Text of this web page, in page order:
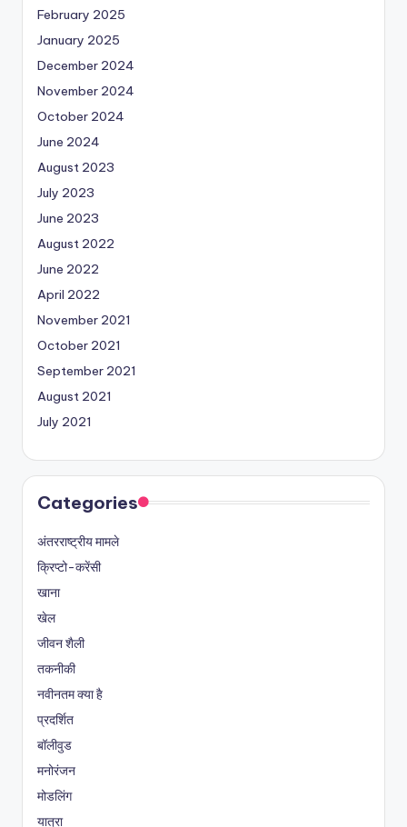
February 2025
January 2025
December 2024
November 2024
October 2024
June 2024
August 2023
July 2023
June 2023
August 2022
June 2022
April 2022
November 2021
October 2021
September 2021
August 2021
July 2021
Categories
अंतरराष्ट्रीय मामले
क्रिप्टो-करेंसी
खाना
खेल
जीवन शैली
तकनीकी
नवीनतम क्या है
प्रदर्शित
बॉलीवुड
मनोरंजन
मोडलिंग
यात्रा